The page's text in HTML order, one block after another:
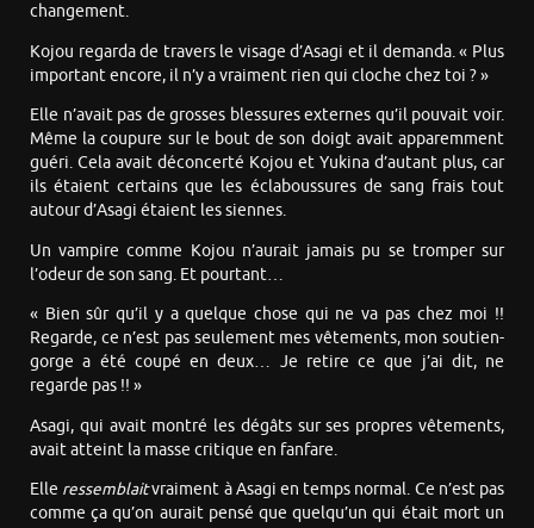
changement.
Kojou regarda de travers le visage d’Asagi et il demanda. « Plus
important encore, il n’y a vraiment rien qui cloche chez toi ? »
Elle n’avait pas de grosses blessures externes qu’il pouvait voir.
Même la coupure sur le bout de son doigt avait apparemment
guéri. Cela avait déconcerté Kojou et Yukina d’autant plus, car
ils étaient certains que les éclaboussures de sang frais tout
autour d’Asagi étaient les siennes.
Un vampire comme Kojou n’aurait jamais pu se tromper sur
l’odeur de son sang. Et pourtant…
« Bien sûr qu’il y a quelque chose qui ne va pas chez moi !!
Regarde, ce n’est pas seulement mes vêtements, mon soutien-
gorge a été coupé en deux… Je retire ce que j’ai dit, ne
regarde pas !! »
Asagi, qui avait montré les dégâts sur ses propres vêtements,
avait atteint la masse critique en fanfare.
Elle ressemblaitvraiment à Asagi en temps normal. Ce n’est pas
comme ça qu’on aurait pensé que quelqu’un qui était mort un